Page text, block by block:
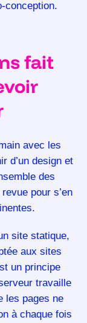
conception.
fait
avec les
d’un design et
des
pour s’en
site statique,
aux sites
un principe
travaille
les pages ne
à chaque fois